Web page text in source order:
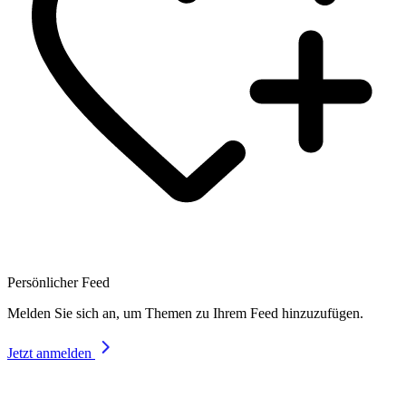
Persönlicher Feed
Melden Sie sich an, um Themen zu Ihrem Feed hinzuzufügen.
Jetzt anmelden